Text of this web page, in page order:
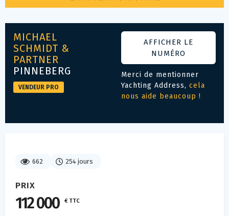
662 254 jours
PRIX
112 000 € TTC
MICHAEL
SCHMIDT &
PARTNER
PINNEBERG
VENDEUR PRO
AFFICHER LE
NUMÉRO
Merci de mentionner
Yachting Address, cela
nous aide beaucoup !